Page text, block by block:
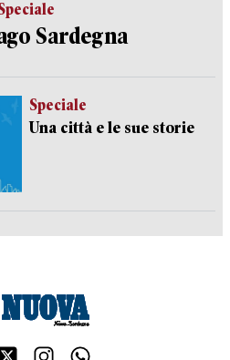
Sardegna
Speciale
Una città e le sue storie